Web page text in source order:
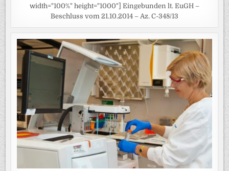
width="100%" height="1000"] Eingebunden lt. EuGH –
Beschluss vom 21.10.2014 – Az. C-348/13